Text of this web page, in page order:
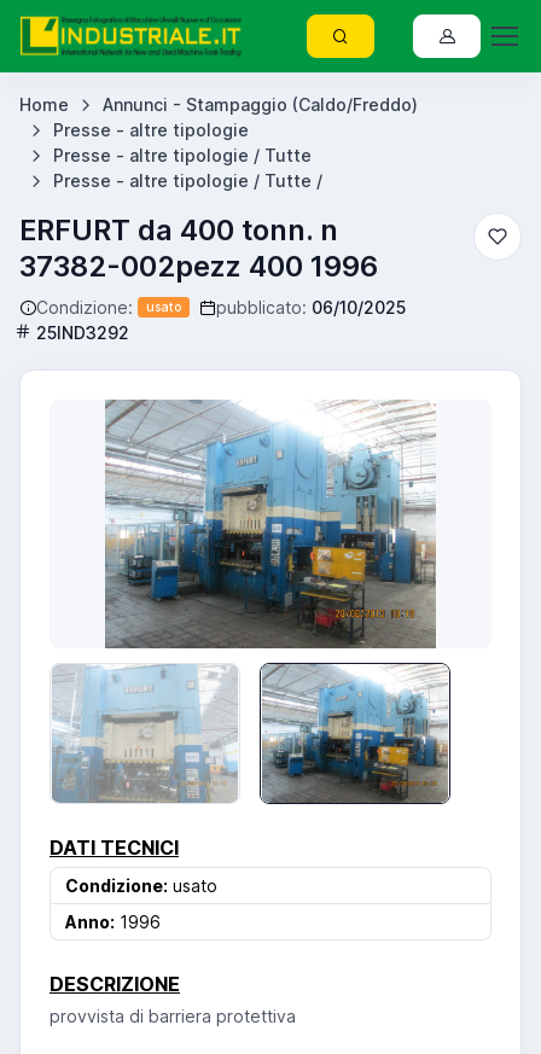
Home
Annunci - Stampaggio (Caldo/Freddo)
Presse - altre tipologie
Presse - altre tipologie / Tutte
Presse - altre tipologie / Tutte /
ERFURT da 400 tonn. n
37382-002pezz 400 1996
Condizione: usato pubblicato: 06/10/2025
25IND3292
DATI TECNICI
Condizione: usato
Anno: 1996
DESCRIZIONE
provvista di barriera protettiva